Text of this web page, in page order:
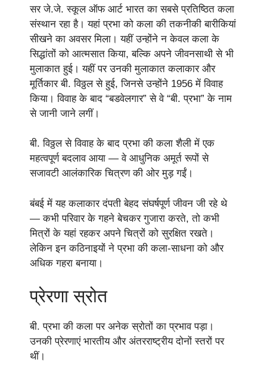
सर जे.जे. स्कूल ऑफ आर्ट भारत का सबसे प्रतिष्ठित कला
संस्थान रहा है। यहां प्रभा को कला की तकनीकी बारीकियां
सीखने का अवसर मिला। यहीं उन्होंने न केवल कला के
सिद्धांतों को आत्मसात किया, बल्कि अपने जीवनसाथी से भी
मुलाकात हुई। यहीं पर उनकी मुलाकात कलाकार और
मूर्तिकार बी. विठ्ठल से हुई, जिनसे उन्होंने 1956 में विवाह
किया। विवाह के बाद “बडवेलगार” से वे “बी. प्रभा” के नाम
से जानी जाने लगीं।
बी. विठ्ठल से विवाह के बाद प्रभा की कला शैली में एक
महत्वपूर्ण बदलाव आया — वे आधुनिक अमूर्त रूपों से
सजावटी आलंकारिक चित्रण की ओर मुड़ गईं।
बंबई में यह कलाकार दंपती बेहद संघर्षपूर्ण जीवन जी रहे थे
— कभी परिवार के गहने बेचकर गुजारा करते, तो कभी
मित्रों के यहां रहकर अपने चित्रों को सुरक्षित रखते।
लेकिन इन कठिनाइयों ने प्रभा की कला-साधना को और
अधिक गहरा बनाया।
प्रेरणा स्रोत
बी. प्रभा की कला पर अनेक स्रोतों का प्रभाव पड़ा।
उनकी प्रेरणाएं भारतीय और अंतरराष्ट्रीय दोनों स्तरों पर
थीं।